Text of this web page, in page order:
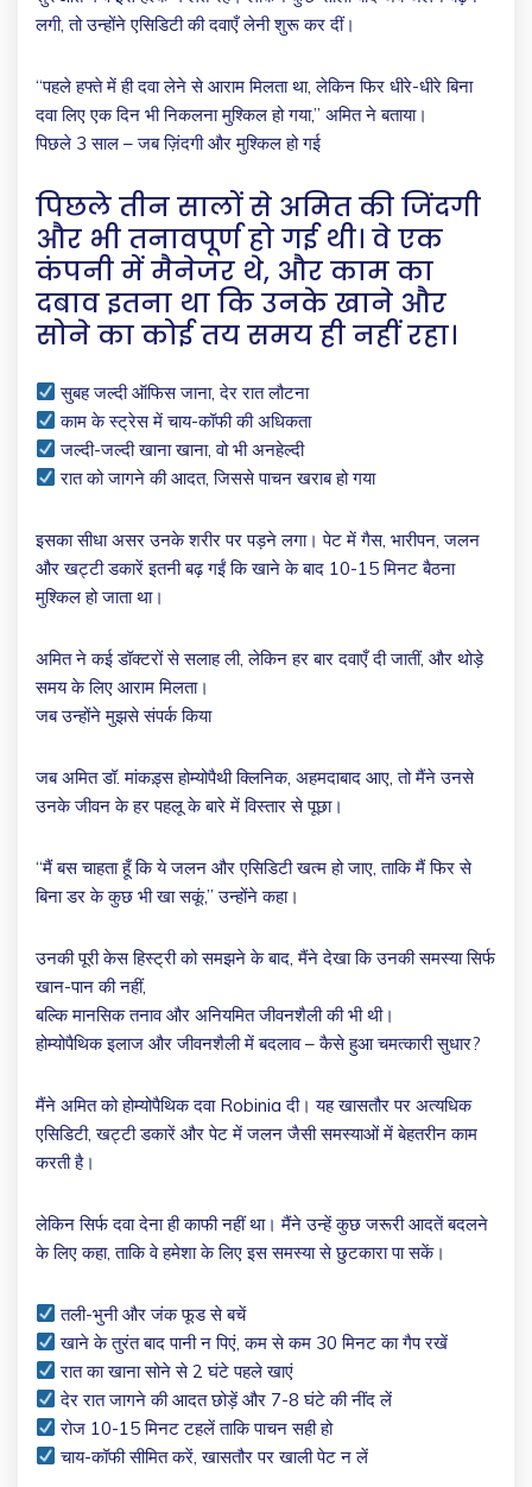
लगी, तो उन्होंने एसिडिटी की दवाएँ लेनी शुरू कर दीं।
“पहले हफ्ते में ही दवा लेने से आराम मिलता था, लेकिन फिर धीरे-धीरे बिना
दवा लिए एक दिन भी निकलना मुश्किल हो गया,” अमित ने बताया।
पिछले 3 साल – जब ज़िंदगी और मुश्किल हो गई
पिछले तीन सालों से अमित की जिंदगी
और भी तनावपूर्ण हो गई थी। वे एक
कंपनी में मैनेजर थे, और काम का
दबाव इतना था कि उनके खाने और
सोने का कोई तय समय ही नहीं रहा।
सुबह जल्दी ऑफिस जाना, देर रात लौटना
काम के स्ट्रेस में चाय-कॉफी की अधिकता
जल्दी-जल्दी खाना खाना, वो भी अनहेल्दी
रात को जागने की आदत, जिससे पाचन खराब हो गया
इसका सीधा असर उनके शरीर पर पड़ने लगा। पेट में गैस, भारीपन, जलन
और खट्टी डकारें इतनी बढ़ गईं कि खाने के बाद 10-15 मिनट बैठना
मुश्किल हो जाता था।
अमित ने कई डॉक्टरों से सलाह ली, लेकिन हर बार दवाएँ दी जातीं, और थोड़े
समय के लिए आराम मिलता।
जब उन्होंने मुझसे संपर्क किया
जब अमित डॉ. मांकड़्स होम्योपैथी क्लिनिक, अहमदाबाद आए, तो मैंने उनसे
उनके जीवन के हर पहलू के बारे में विस्तार से पूछा।
“मैं बस चाहता हूँ कि ये जलन और एसिडिटी खत्म हो जाए, ताकि मैं फिर से
बिना डर के कुछ भी खा सकूं,” उन्होंने कहा।
उनकी पूरी केस हिस्ट्री को समझने के बाद, मैंने देखा कि उनकी समस्या सिर्फ
खान-पान की नहीं,
बल्कि मानसिक तनाव और अनियमित जीवनशैली की भी थी।
होम्योपैथिक इलाज और जीवनशैली में बदलाव – कैसे हुआ चमत्कारी सुधार?
मैंने अमित को होम्योपैथिक दवा Robinia दी। यह खासतौर पर अत्यधिक
एसिडिटी, खट्टी डकारें और पेट में जलन जैसी समस्याओं में बेहतरीन काम
करती है।
लेकिन सिर्फ दवा देना ही काफी नहीं था। मैंने उन्हें कुछ जरूरी आदतें बदलने
के लिए कहा, ताकि वे हमेशा के लिए इस समस्या से छुटकारा पा सकें।
तली-भुनी और जंक फूड से बचें
खाने के तुरंत बाद पानी न पिएं, कम से कम 30 मिनट का गैप रखें
रात का खाना सोने से 2 घंटे पहले खाएं
देर रात जागने की आदत छोड़ें और 7-8 घंटे की नींद लें
रोज 10-15 मिनट टहलें ताकि पाचन सही हो
चाय-कॉफी सीमित करें, खासतौर पर खाली पेट न लें